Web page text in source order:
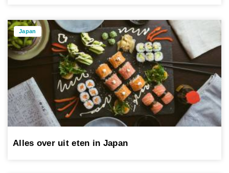
Japan
Alles over uit eten in Japan